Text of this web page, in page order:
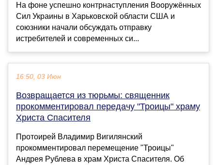
На фоне успешно контрнаступления Вооружённых
Сил Украины в Харьковской области США и
союзники начали обсуждать отправку
истребителей и современных си...
16:50, 03 Июн
Возвращается из тюрьмы: священник
прокомментировал передачу "Троицы" храму
Христа Спасителя
Протоирей Владимир Вигилянский
прокомментировал перемещение "Троицы"
Андрея Рублева в храм Христа Спасителя. Об